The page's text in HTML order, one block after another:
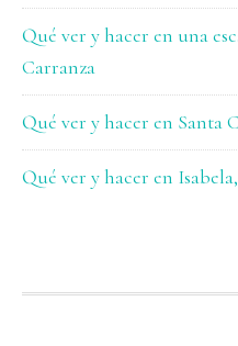
Qué ver y hacer en una
Carranza
Qué ver y hacer en Santa
Qué ver y hacer en